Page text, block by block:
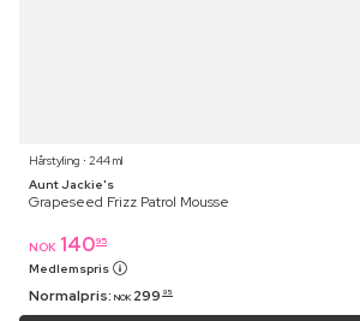
Hårstyling ⋅ 244 ml
Aunt Jackie's
Grapeseed Frizz Patrol Mousse
NOK 14095
Medlemspris
Normalpris: NOK 299 95